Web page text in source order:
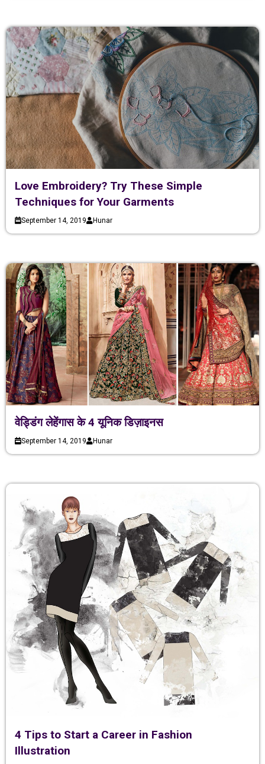
Love Embroidery? Try These Simple
Techniques for Your Garments
September 14, 2019 Hunar
वेड्डिंग लेहेंगास के 4 यूनिक डिज़ाइनस
September 14, 2019 Hunar
4 Tips to Start a Career in Fashion
Illustration